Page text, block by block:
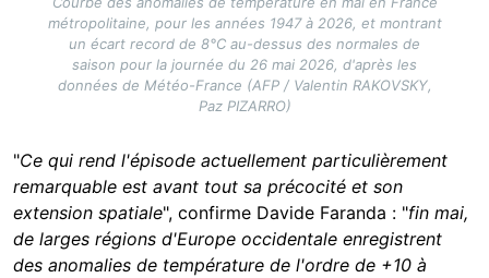
métropolitaine, pour les années 1947 à 2026, et montrant
un écart record de 8°C au-dessus des normales de
saison pour la journée du 26 mai 2026, d'après les
données de Météo-France (AFP / Valentin RAKOVSKY,
Paz PIZARRO)
"Ce qui rend l'épisode actuellement particulièrement
remarquable est avant tout sa précocité et son
extension spatiale", confirme Davide Faranda : "fin mai,
de larges régions d'Europe occidentale enregistrent
des anomalies de température de l'ordre de +10 à